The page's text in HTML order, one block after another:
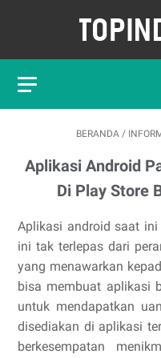
BERANDA /
Aplikasi Android
Di Play Store
Aplikasi android saat
ini tak terlepas dari
yang menawarkan
bisa membuat aplikasi
untuk mendapatkan
disediakan di aplikasi
berkesempatan